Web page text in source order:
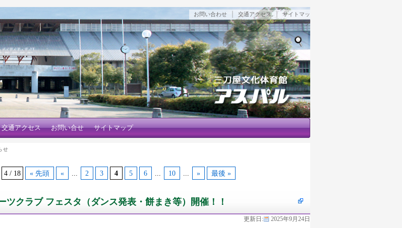
お問い合わせ 交通アクセス｜サイトマッ
プ
検索
交通アクセス お問い合せ サイトマップ
せ
4 / 18 « 先頭 « ... 2 3 4 5 6 ... 10 ... » 最後 »
ツクラブ フェスタ（ダンス発表・餅まき等）開催！！
更新日: 2025年9月24日